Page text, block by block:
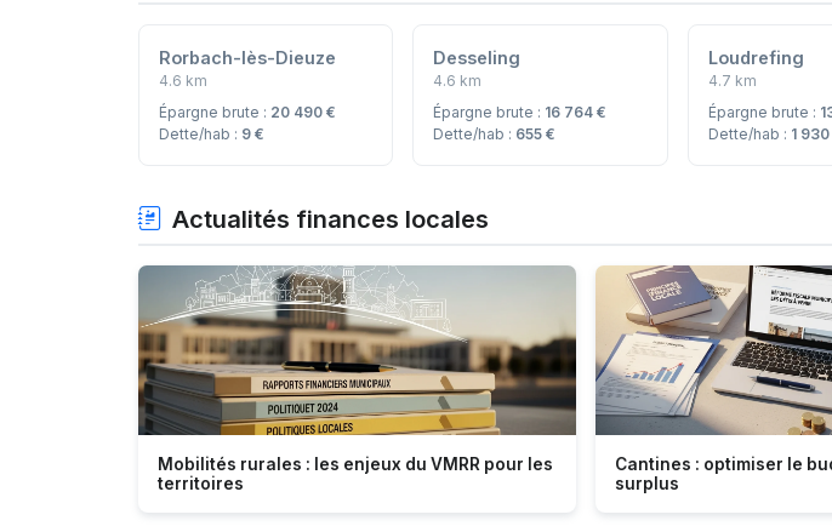
Rorbach-lès-Dieuze
4.6 km
Épargne brute : 20 490 €
Dette/hab : 9 €
Desseling
4.6 km
Épargne brute : 16 764 €
Dette/hab : 655 €
Loudrefing
4.7 km
Épargne brute :
Dette/hab : 1
Actualités finances locales
Mobilités rurales : les enjeux du VMRR pour les
territoires
Cantines : optimiser le
surplus